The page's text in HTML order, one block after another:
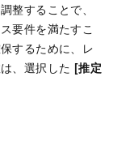
整することで、
要件を満たすこ
するために、レ
、選択した [推定